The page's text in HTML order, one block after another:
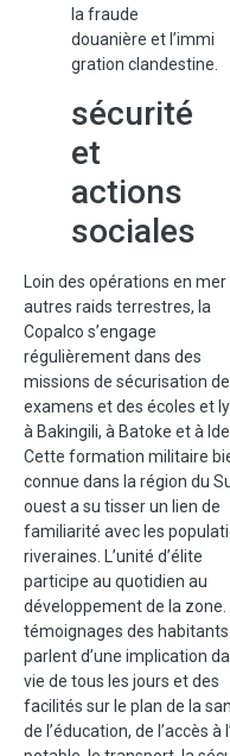
la fraude
douanière et l’immi
gration clandestine.
sécurité
et
actions
sociales
Loin des opérations en
autres raids terrestres, la
Copalco s’engage
régulièrement dans des
missions de sécurisation
examens et des écoles et
à Bakingili, à Batoke et à
Cette formation militaire
connue dans la région du
ouest a su tisser un lien de
familiarité avec les
riveraines. L’unité d’élite
participe au quotidien au
développement de la zone.
témoignages des habitants
parlent d’une implication
vie de tous les jours et des
facilités sur le plan de la
de l’éducation, de l’accès à